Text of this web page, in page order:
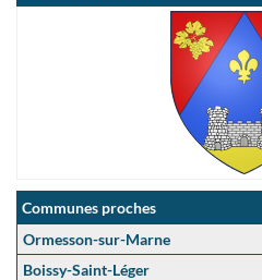
Communes proches
Ormesson-sur-Marne
Boissy-Saint-Léger